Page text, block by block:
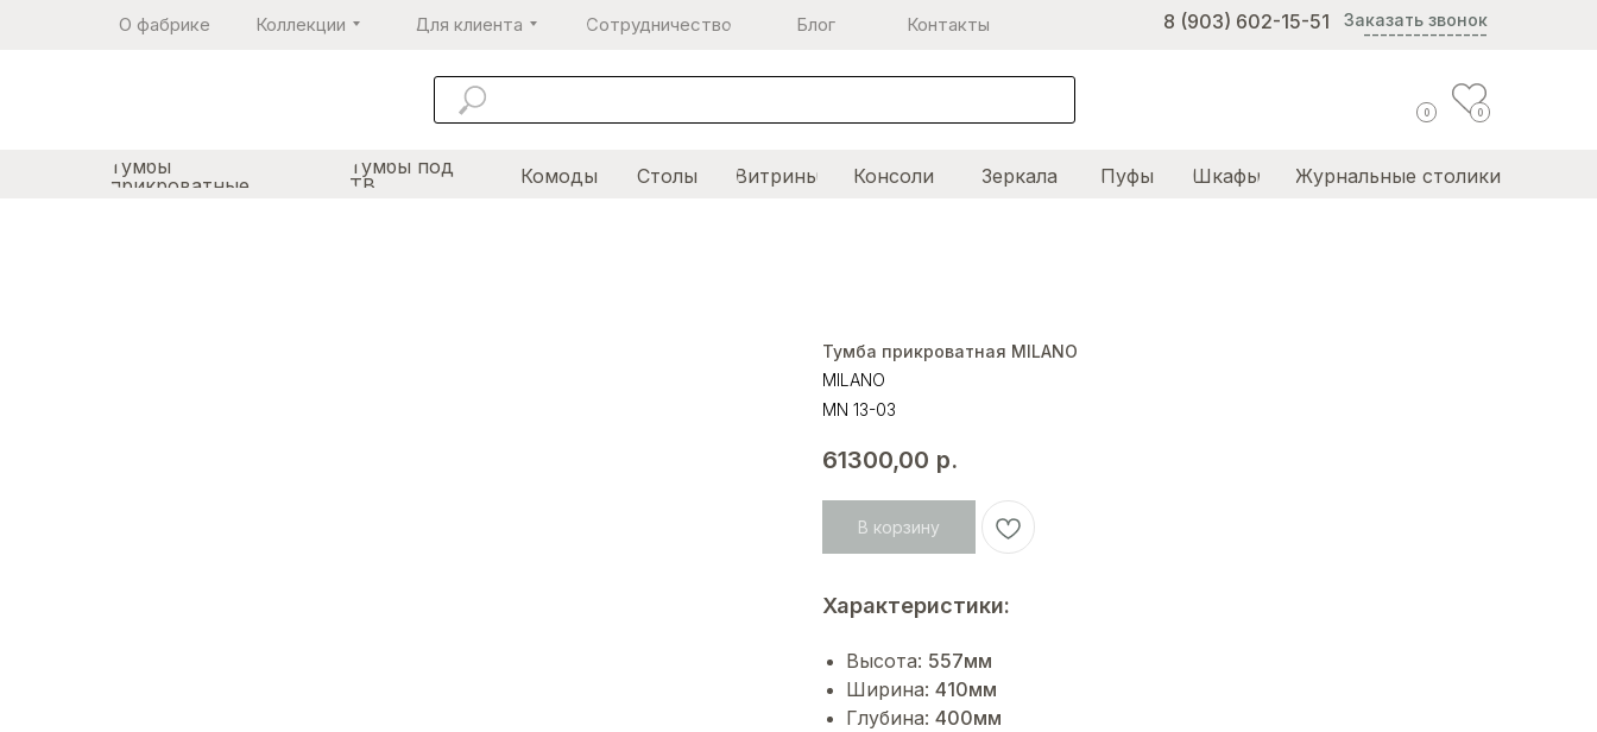
8 (903) 602-15-51 Заказать звонок
---------------
О фабрике Коллекции Для клиента Сотрудничество Контакты
Блог
Тумбы
прикроватные
Тумбы под
ТВ
Комоды Столы Витрины Консоли Зеркала Пуфы Журнальные столики
Шкафы
0 0
Тумба прикроватная MILANO
MILANO
MN 13-03
61300,00 р.
В корзину
Характеристики:
Высота: 557мм
Ширина: 410мм
Глубина: 400мм